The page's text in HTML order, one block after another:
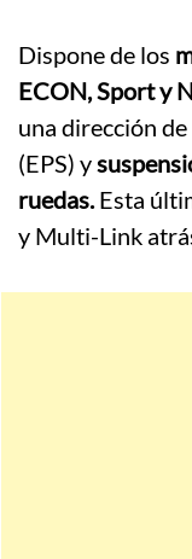
Dispone de los
ECON, Sport y
una dirección
(EPS) y
ruedas.Esta
y Multi-Link